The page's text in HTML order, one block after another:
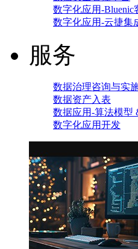
数字化应用-Bluenic
数字化应用-云捷集
服务
数据治理咨询与实
数据资产入表
数据应用-算法模型
数字化应用开发